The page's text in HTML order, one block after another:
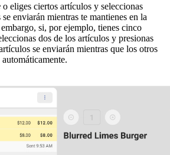
o eliges ciertos artículos y seleccionas
se enviarán mientras te mantienes en la
si, por ejemplo, tienes cinco
dos de los artículos y presionas
se enviarán mientras que los otros